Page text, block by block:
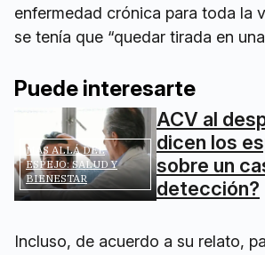
enfermedad crónica para toda la
se tenía que “quedar tirada en
Puede interesarte
MÁS ALLÁ DEL
ESPEJO: SALUD Y
BIENESTAR
ACV al
dicen los
sobre un
detección?
Incluso, de acuerdo a su relato,